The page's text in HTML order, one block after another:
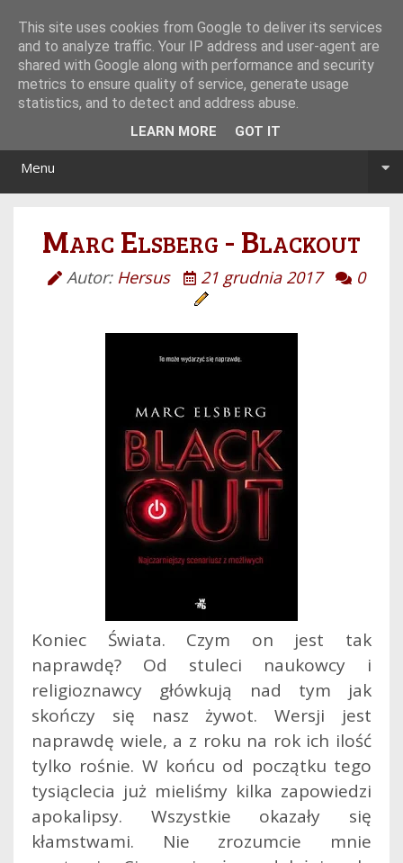
Menu
Marc Elsberg - Blackout
Autor: Hersus 21 grudnia 2017 0
Koniec Świata. Czym on jest tak
naprawdę? Od stuleci naukowcy i
religioznawcy główkują nad tym jak
skończy się nasz żywot. Wersji jest
naprawdę wiele, a z roku na rok ich ilość
tylko rośnie. W końcu od początku tego
tysiąclecia już mieliśmy kilka zapowiedzi
apokalipsy. Wszystkie okazały się
kłamstwami. Nie zrozumcie mnie
This site uses cookies from Google to deliver its services
and to analyze traffic. Your IP address and user-agent are
shared with Google along with performance and security
metrics to ensure quality of service, generate usage
statistics, and to detect and address abuse.
LEARN MORE GOT IT